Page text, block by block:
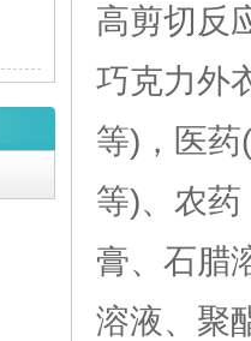
高剪切 反
巧克力外
等)，医
等)、农
膏、石腊
溶液、聚